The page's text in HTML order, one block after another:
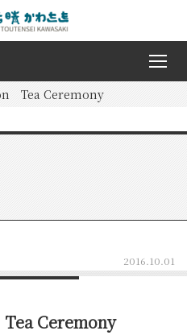
Tea Ceremony
2016.10.01
Ceremony